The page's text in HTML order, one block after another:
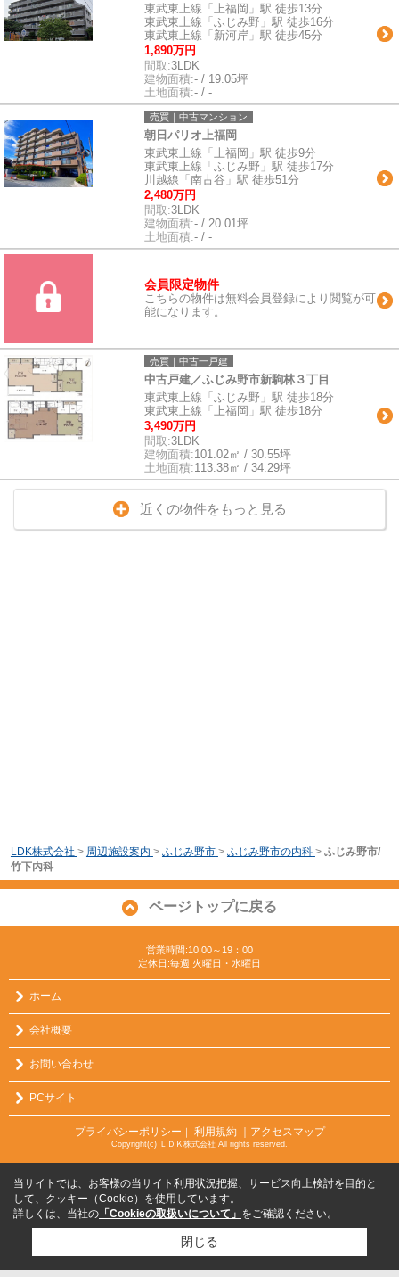
東武東上線「上福岡」駅 徒歩13分
東武東上線「ふじみ野」駅 徒歩16分
東武東上線「新河岸」駅 徒歩45分
1,890万円
間取:3LDK
建物面積:- / 19.05坪
土地面積:- / -
売買｜中古マンション
朝日パリオ上福岡
東武東上線「上福岡」駅 徒歩9分
東武東上線「ふじみ野」駅 徒歩17分
川越線「南古谷」駅 徒歩51分
2,480万円
間取:3LDK
建物面積:- / 20.01坪
土地面積:- / -
会員限定物件
こちらの物件は無料会員登録により閲覧が可
能になります。
売買｜中古一戸建
中古戸建／ふじみ野市新駒林３丁目
東武東上線「ふじみ野」駅 徒歩18分
東武東上線「上福岡」駅 徒歩18分
3,490万円
間取:3LDK
建物面積:101.02㎡ / 30.55坪
土地面積:113.38㎡ / 34.29坪
近くの物件をもっと見る
LDK株式会社 > 周辺施設案内 > ふじみ野市 > ふじみ野市の内科 > ふじみ野市/
竹下内科
ページトップに戻る
営業時間:10:00～19：00
定休日:毎週 火曜日・水曜日
ホーム
会社概要
お問い合わせ
PCサイト
プライバシーポリシー ｜ 利用規約 ｜アクセスマップ
Copyright(c) ＬＤＫ株式会社 All rights reserved.
当サイトでは、お客様の当サイト利用状況把握、サービス向上検討を目的と
して、クッキー（Cookie）を使用しています。
詳しくは、当社の 「Cookieの取扱いについて」 をご確認ください。
閉じる